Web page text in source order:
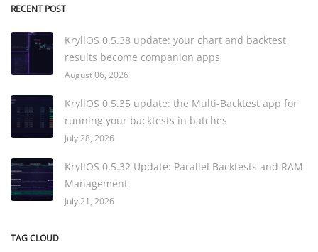
RECENT POST
KryllOS 0.5.38 update: your chart and backtest
results become companion apps
August 06, 2026
KryllOS 0.5.35 update: the Multi-Backtest app for
running your backtests in batches
July 28, 2026
KryllOS 0.5.32 Update: Parallel Backtests and RAM
Management
July 21, 2026
TAG CLOUD